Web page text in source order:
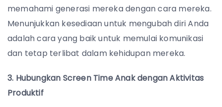
memahami generasi mereka dengan cara mereka.
Menunjukkan kesediaan untuk mengubah diri Anda
adalah cara yang baik untuk memulai komunikasi
dan tetap terlibat dalam kehidupan mereka.
3. Hubungkan Screen Time Anak dengan Aktivitas
Produktif